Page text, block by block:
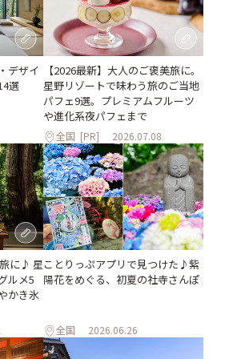
デザイ
選
【2026最新】大人のご褒美旅に。
星野リゾートで味わう旅のご当地
パフェ9選。プレミアムフルーツ
や進化系夜パフェまで
全国 [PR] 2026.07.08
旅に♪ 星
ルメ5
かき氷
ことりっぷアプリで見つけた♪紫
陽花をめぐる、初夏の社寺さんぽ
全国 2026.06.26